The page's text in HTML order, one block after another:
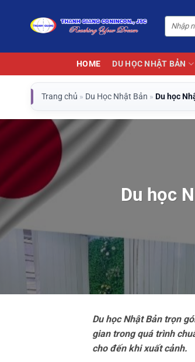
dung
HOME DU HỌC NHẬT BẢN
Trang chủ » Du Học Nhật Bản » Du học
Du học
Du học Nhật Bản trọn
gian trong quá trình
cho đến khi xuất cảnh.